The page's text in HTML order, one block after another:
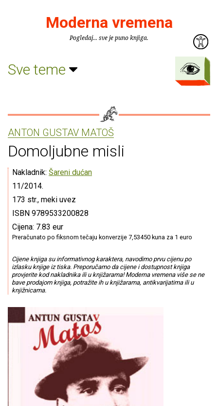
Moderna vremena
Pogledaj... sve je puno knjiga.
Sve teme
ANTON GUSTAV MATOŠ
Domoljubne misli
Nakladnik: Šareni dućan
11/2014.
173 str., meki uvez
ISBN 9789533200828
Cijena: 7.83 eur
Preračunato po fiksnom tečaju konverzije 7,53450 kuna za 1 euro
Cijene knjiga su informativnog karaktera, navodimo prvu cijenu po
izlasku knjige iz tiska. Preporučamo da cijene i dostupnost knjiga
provjerite kod nakladnika ili u knjižarama! Moderna vremena više se ne
bave prodajom knjiga, potražite ih u knjižarama, antikvarijatima ili u
knjižnicama.